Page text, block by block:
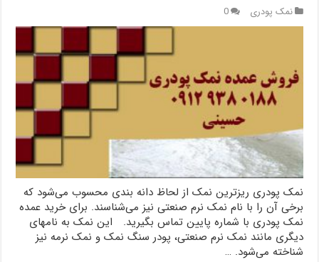
نمک پودری 0
نمک پودری ریزترین نمک از لحاظ دانه بندی محسوب می‌شود که
برخی آن را با نام نمک نرم صنعتی نیز می‌شناسند. برای خرید عمده
نمک پودری با شماره پایین تماس بگیرید. این نمک به نامهای
دیگری مانند نمک نرم صنعتی، پودر سنگ نمک و نمک نرمه نیز
شناخته می‌شود. …